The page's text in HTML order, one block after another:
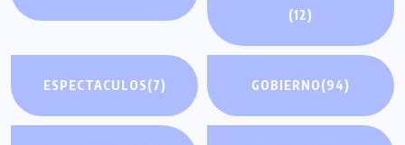
(12)
ESPECTACULOS(7) GOBIERNO(94)